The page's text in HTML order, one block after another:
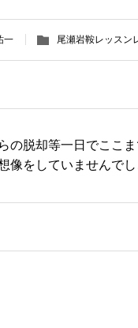
一 尾瀬岩鞍レッスン
の脱却等一日でここ
像をしていませんでし